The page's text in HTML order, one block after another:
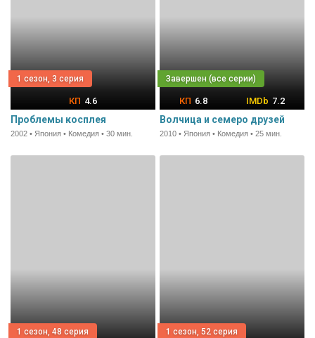
1 сезон, 3 серия
4.6
Проблемы косплея
2002 • Япония • Комедия • 30 мин.
6.8 7.2
Волчица и семеро друзей
2010 • Япония • Комедия • 25 мин.
1 сезон, 48 серия 1 сезон, 52 серия